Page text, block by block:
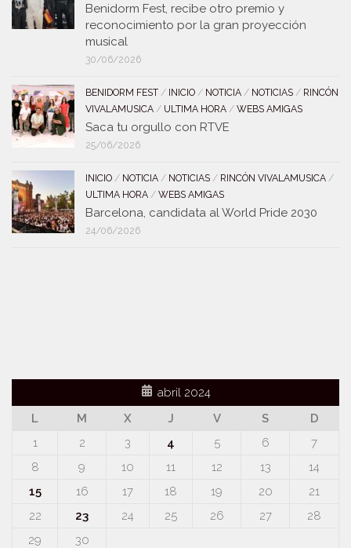
Benidorm Fest, recibe otro premio y
reconocimiento por la gran proyección
musical
30/06/2026
BENIDORM FEST / INICIO / NOTICIA / NOTICIAS / RINCÓN
VIVALAMUSICA / ULTIMA HORA / WEBS AMIGAS
Saca tu orgullo con RTVE
25/06/2026
INICIO / NOTICIA / NOTICIAS / RINCÓN VIVALAMUSICA /
ULTIMA HORA / WEBS AMIGAS
Barcelona, candidata al World Pride 2030
24/06/2026
abril 2024
L
M X J V S
D
1
2 3 4 5 6
7
8
9 10 11 12 13
14
15
16 17 18 19 20
21
22
23 24 25 26 27
28
29
30